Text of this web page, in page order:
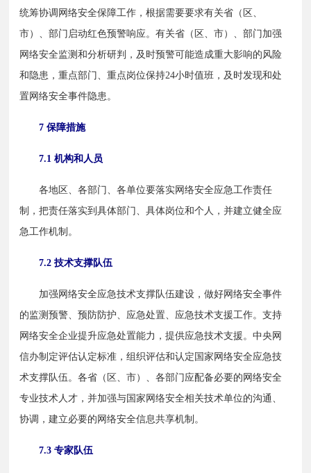
统筹协调网络安全保障工作，根据需要要求有关省（区、
市）、部门启动红色预警响应。有关省（区、市）、部门加强
网络安全监测和分析研判，及时预警可能造成重大影响的风险
和隐患，重点部门、重点岗位保持24小时值班，及时发现和处
置网络安全事件隐患。
7 保障措施
7.1 机构和人员
各地区、各部门、各单位要落实网络安全应急工作责任
制，把责任落实到具体部门、具体岗位和个人，并建立健全应
急工作机制。
7.2 技术支撑队伍
加强网络安全应急技术支撑队伍建设，做好网络安全事件
的监测预警、预防防护、应急处置、应急技术支援工作。支持
网络安全企业提升应急处置能力，提供应急技术支援。中央网
信办制定评估认定标准，组织评估和认定国家网络安全应急技
术支撑队伍。各省（区、市）、各部门应配备必要的网络安全
专业技术人才，并加强与国家网络安全相关技术单位的沟通、
协调，建立必要的网络安全信息共享机制。
7.3 专家队伍